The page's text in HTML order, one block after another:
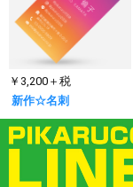
￥3,200＋税
新作☆名刺